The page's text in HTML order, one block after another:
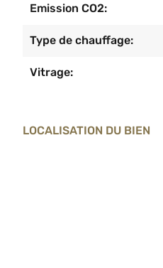
Emission CO2:
Type de chauffage:
Vitrage:
LOCALISATION DU BIEN